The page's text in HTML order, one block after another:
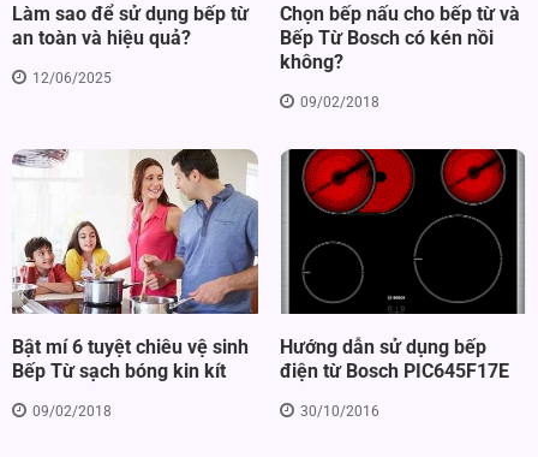
Làm sao để sử dụng bếp từ
an toàn và hiệu quả?
12/06/2025
Chọn bếp nấu cho bếp từ và
Bếp Từ Bosch có kén nồi
không?
09/02/2018
Bật mí 6 tuyệt chiêu vệ sinh
Bếp Từ sạch bóng kin kít
09/02/2018
Hướng dẫn sử dụng bếp
điện từ Bosch PIC645F17E
30/10/2016